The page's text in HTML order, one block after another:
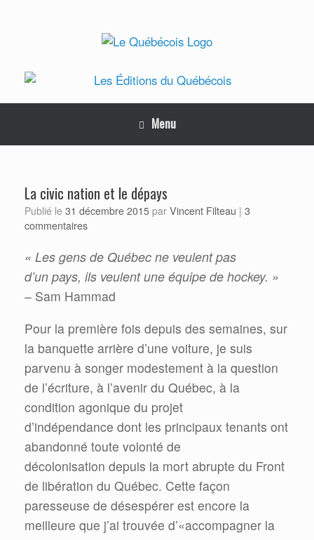
Menu
La civic nation et le dépays
Publié le 31 décembre 2015 par Vincent Filteau | 3
commentaires
« Les gens de Québec ne veulent pas
d’un pays, ils veulent une équipe de hockey. »
– Sam Hammad
Pour la première fois depuis des semaines, sur
la banquette arrière d’une voiture, je suis
parvenu à songer modestement à la question
de l’écriture, à l’avenir du Québec, à la
condition agonique du projet
d’indépendance dont les principaux tenants ont
abandonné toute volonté de
décolonisation depuis la mort abrupte du Front
de libération du Québec. Cette façon
paresseuse de désespérer est encore la
meilleure que j’ai trouvée d’«accompagner la